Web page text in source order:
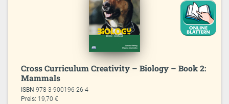
Cross Curriculum Creativity – Biology – Book 2:
Mammals
ISBN978-3-900196-26-4
Preis: 19,70 €